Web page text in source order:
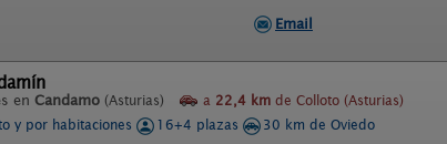
Email
en Candamo (Asturias) a 22,4 km de Colloto (Asturias)
y por habitaciones
16+4 plazas
30 km de Oviedo